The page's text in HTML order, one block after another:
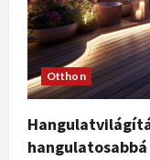
Otthon